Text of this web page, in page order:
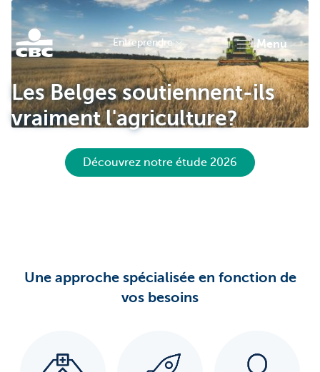
KBC
Entreprendre menu
Les Belges soutiennent-ils
vraiment l'agriculture?
Découvrez notre étude 2026
Une approche spécialisée en fonction de
vos besoins